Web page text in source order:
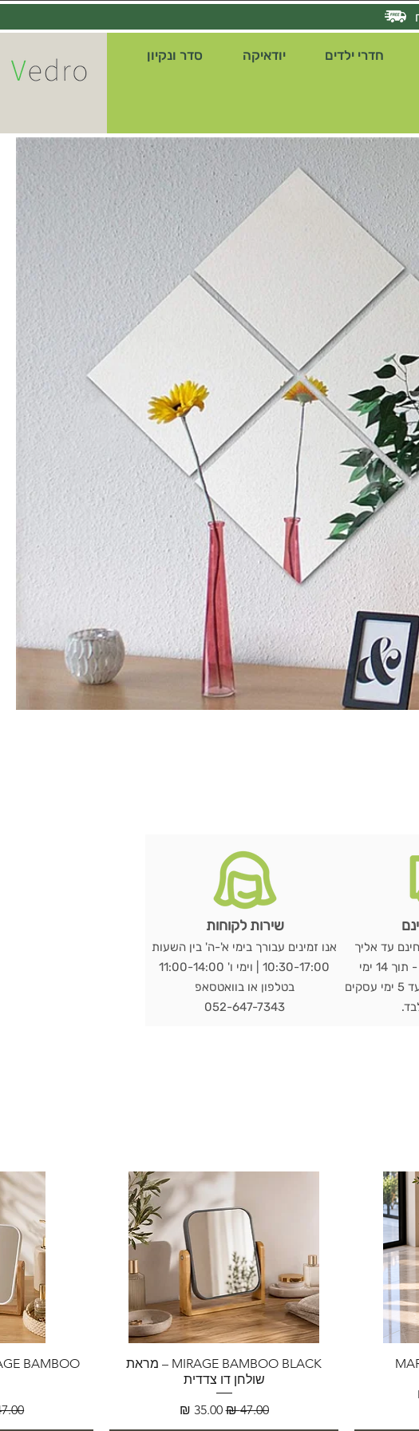
חדרי ילדים יודאיקה סדר ונקיון
שירות לקוחות
אנו זמינים עבורך בימי א'-ה' בין השעות
10:30-17:00 | וימי ו' 11:00-14:00
בטלפון או בוואטסאפ
052-647-7343
עד אליך
בקנייה מעל 199 ש"ח - תוך 14 ימי
עסקים או בשילוח מהיר עד 5 ימי עסקים
MIRAGE BAMBOO BLACK – מראת
שולחן דו צדדית
מחיר רגיל‏47.00 ‏₪ מחיר מבצע‏35.00 ‏₪
‏47.00 ‏₪